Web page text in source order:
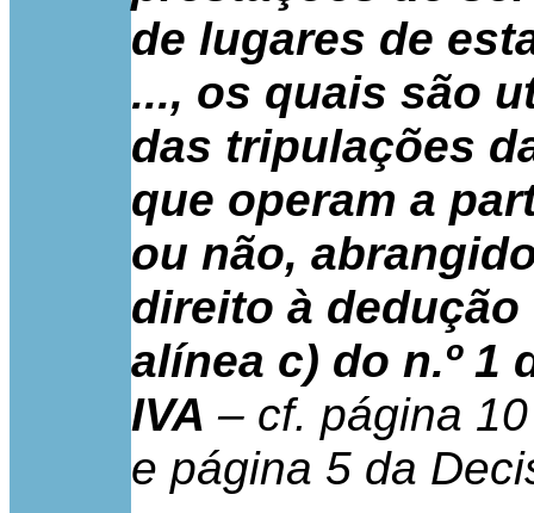
de lugares de
..., os quais são
das tripulações
que operam a
ou não,
direito à
alínea c) do n.º 1
IVA – cf. página
e página 5 da